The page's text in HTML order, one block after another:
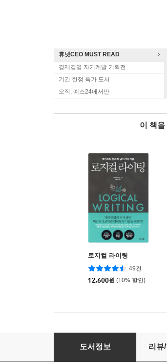
휴넷CEO MUST READ
경제경영 자기계발 기획전
기간 한정 특가 도서
오직, 예스24에서만
이 책을
로지컬 라이팅
49건
12,600원 (10% 할인)
로지컬 씽킹
도서정보 리뷰